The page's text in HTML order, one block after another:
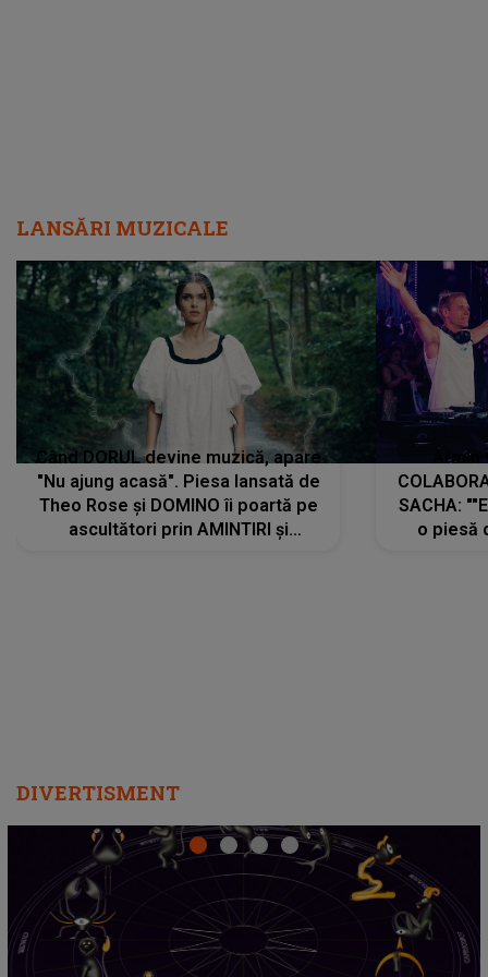
LANSĂRI MUZICALE
Când DORUL devine muzică, apare
"Nu ajung acasă". Piesa lansată de
Theo Rose și DOMINO îi poartă pe
ascultători prin AMINTIRI și
SACHA:
o piesă
DIVERTISMENT